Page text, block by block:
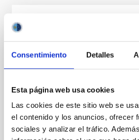
Consentimiento Detalles
Esta página web usa cookies
Las cookies de este sitio web se
el contenido y los anuncios, ofrecer
sociales y analizar el tráfico.
The NuSTAR view of ultra-
binaries
tight orbits and hydrogen-poor
present a spectral and timing study
band of 11 of the 20 confirmed
colours and fractional root mean